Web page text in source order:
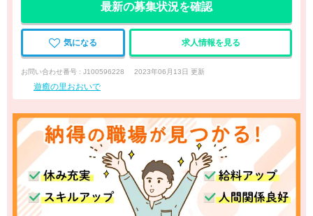
最新の募集状況を確認
気になる 求人情報を見る
お問い合わせ番号 : J100596228 2023年06月13日 更新
遊癒の里おおいで